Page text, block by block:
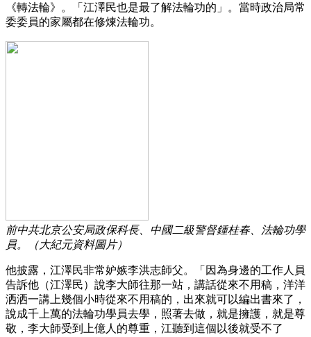
《轉法輪》。「江澤民也是最了解法輪功的」。當時政治局常
委委員的家屬都在修煉法輪功。
前中共北京公安局政保科長、中國二級警督鍾桂春、法輪功學
員。（大紀元資料圖片）
他披露，江澤民非常妒嫉李洪志師父。「因為身邊的工作人員
告訴他（江澤民）說李大師往那一站，講話從來不用稿，洋洋
洒洒一講上幾個小時從來不用稿的，出來就可以編出書來了，
說成千上萬的法輪功學員去學，照著去做，就是擁護，就是尊
敬，李大師受到上億人的尊重，江聽到這個以後就受不了